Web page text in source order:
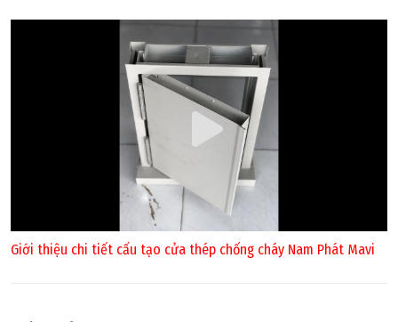
Giới thiệu chi tiết cấu tạo cửa thép chống cháy Nam Phát Mavi